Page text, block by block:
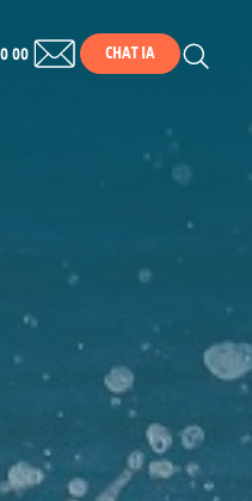
00 CHAT IA